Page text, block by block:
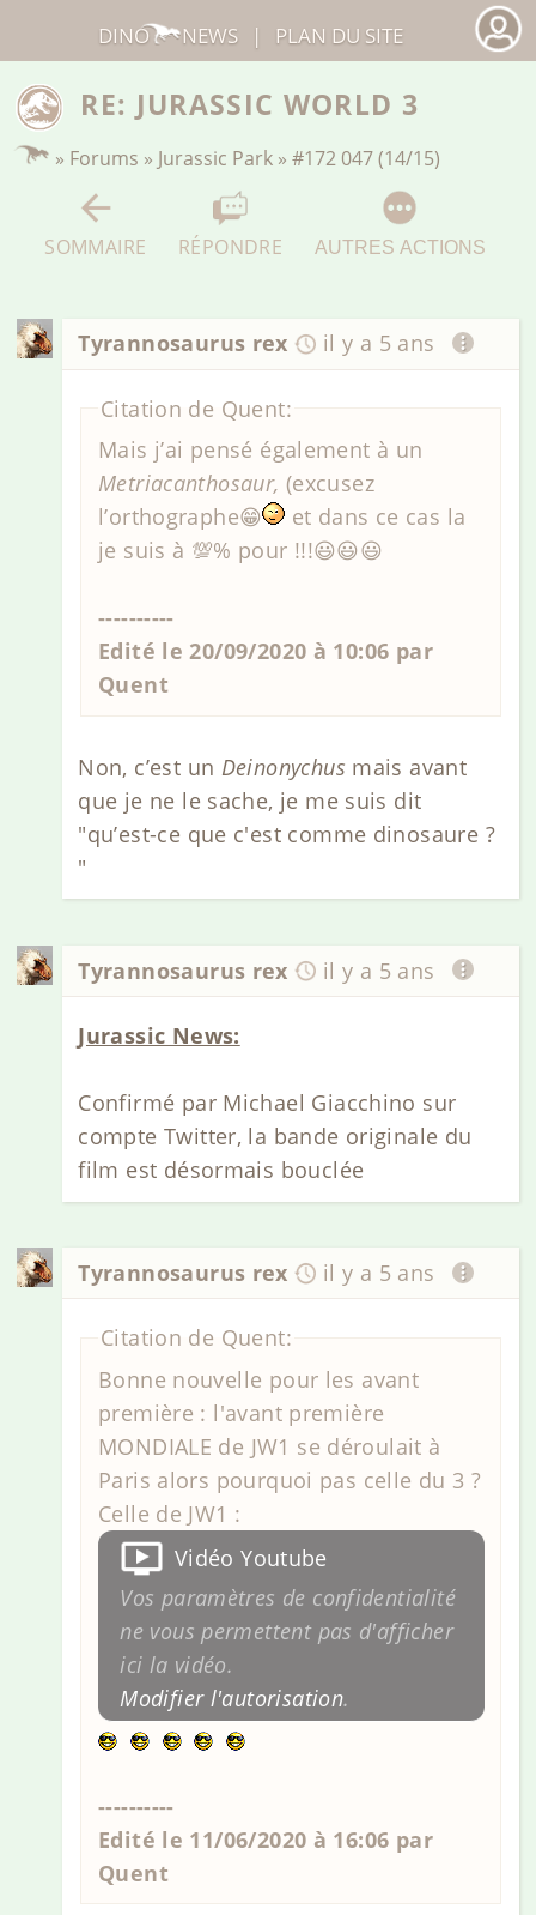
RE: JURASSIC WORLD 3
» Forums » Jurassic Park »#172 047 (14/15)
SOMMAIRE RÉPONDRE AUTRES ACTIONS
Tyrannosaurus rex il y a 5 ans
Citation de Quent:
Mais j’ai pensé également à un
Metriacanthosaur, (excusez
l’orthographe😁
et dans ce cas la
je suis à 💯% pour !!!😃😃😃
----------
Edité le 20/09/2020 à 10:06 par
Quent
Non, c’est un Deinonychus mais avant
que je ne le sache, je me suis dit
"qu’est-ce que c'est comme dinosaure ?
"
Tyrannosaurus rex il y a 5 ans
Jurassic News:
Confirmé par Michael Giacchino sur
compte Twitter, la bande originale du
film est désormais bouclée
Tyrannosaurus rex il y a 5 ans
Citation de Quent:
Bonne nouvelle pour les avant
première : l'avant première
MONDIALE de JW1 se déroulait à
Paris alors pourquoi pas celle du 3 ?
Celle de JW1 :
Vidéo Youtube
Vos paramètres de confidentialité
ne vous permettent pas d'afficher
ici la vidéo.
Modifier l'autorisation.
----------
Edité le 11/06/2020 à 16:06 par
Quent
DINO NEWS | PLAN DU SITE